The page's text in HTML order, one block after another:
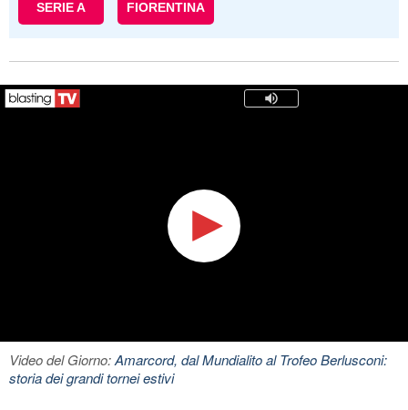
SERIE A FIORENTINA
Video del Giorno:Amarcord, dal Mundialito al Trofeo Berlusconi:
storia dei grandi tornei estivi